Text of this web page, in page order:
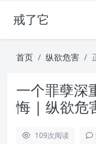
戒了它
首页 纵欲危害
一个罪孽深
悔 | 纵欲危
109次阅读